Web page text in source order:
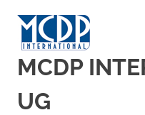
Inhalt
springen
MCDP
UG